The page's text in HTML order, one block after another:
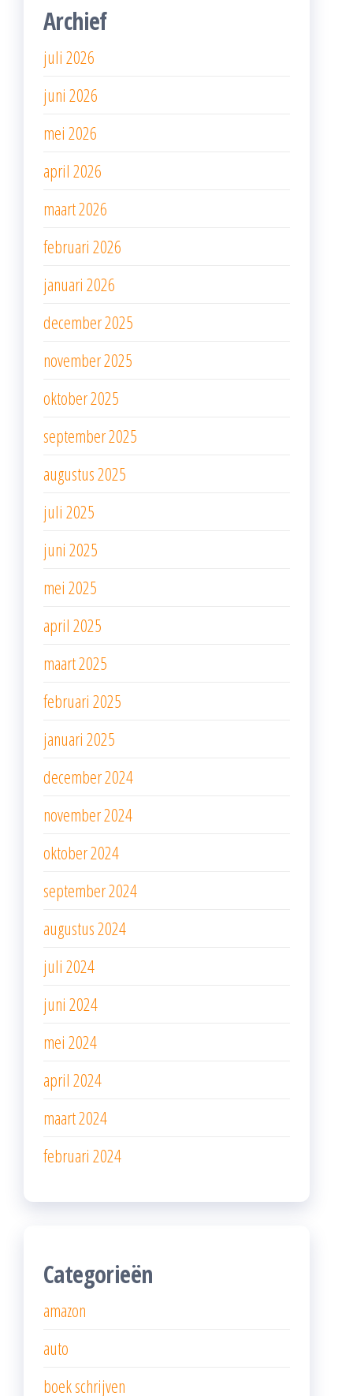
Archief
juli 2026
juni 2026
mei 2026
april 2026
maart 2026
februari 2026
januari 2026
december 2025
november 2025
oktober 2025
september 2025
augustus 2025
juli 2025
juni 2025
mei 2025
april 2025
maart 2025
februari 2025
januari 2025
december 2024
november 2024
oktober 2024
september 2024
augustus 2024
juli 2024
juni 2024
mei 2024
april 2024
maart 2024
februari 2024
Categorieën
amazon
auto
boek schrijven